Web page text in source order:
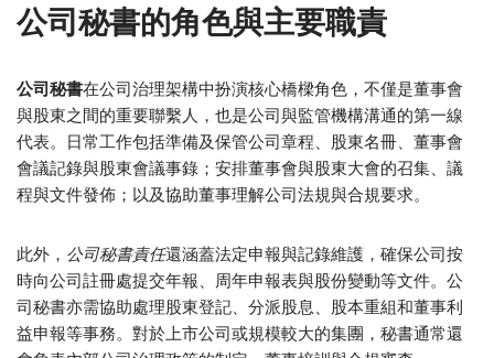
公司秘書的角色與主要職責
公司秘書在公司治理架構中扮演核心橋樑角色，不僅是董事會
與股東之間的重要聯繫人，也是公司與監管機構溝通的第一線
代表。日常工作包括準備及保管公司章程、股東名冊、董事會
會議記錄與股東會議事錄；安排董事會與股東大會的召集、議
程與文件發佈；以及協助董事理解公司法規與合規要求。
此外， 公司秘書責任還涵蓋法定申報與記錄維護，確保公司按
時向公司註冊處提交年報、周年申報表與股份變動等文件。公
司秘書亦需協助處理股東登記、分派股息、股本重組和董事利
益申報等事務。對於上市公司或規模較大的集團，秘書通常還